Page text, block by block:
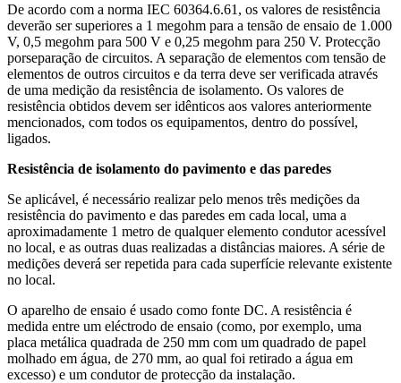
De acordo com a norma IEC 60364.6.61, os valores de resistência
deverão ser superiores a 1 megohm para a tensão de ensaio de 1.000
V, 0,5 megohm para 500 V e 0,25 megohm para 250 V. Protecção
porseparação de circuitos. A separação de elementos com tensão de
elementos de outros circuitos e da terra deve ser verificada através
de uma medição da resistência de isolamento. Os valores de
resistência obtidos devem ser idênticos aos valores anteriormente
mencionados, com todos os equipamentos, dentro do possível,
ligados.
Resistência de isolamento do pavimento e das paredes
Se aplicável, é necessário realizar pelo menos três medições da
resistência do pavimento e das paredes em cada local, uma a
aproximadamente 1 metro de qualquer elemento condutor acessível
no local, e as outras duas realizadas a distâncias maiores. A série de
medições deverá ser repetida para cada superfície relevante existente
no local.
O aparelho de ensaio é usado como fonte DC. A resistência é
medida entre um eléctrodo de ensaio (como, por exemplo, uma
placa metálica quadrada de 250 mm com um quadrado de papel
molhado em água, de 270 mm, ao qual foi retirado a água em
excesso) e um condutor de protecção da instalação.